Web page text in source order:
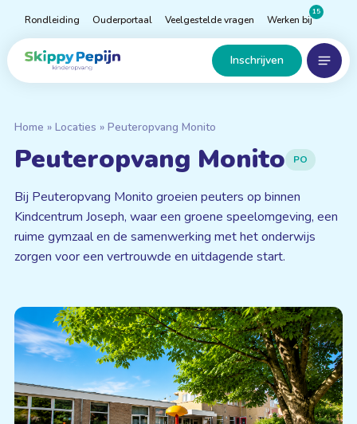
Rondleiding Ouderportaal Veelgestelde vragen Werken bij
15
Home Inschrijven
Menu
Home » Locaties » Peuteropvang Monito
Peuteropvang Monito PO
Bij Peuteropvang Monito groeien peuters op binnen
Kindcentrum Joseph, waar een groene speelomgeving, een
ruime gymzaal en de samenwerking met het onderwijs
zorgen voor een vertrouwde en uitdagende start.